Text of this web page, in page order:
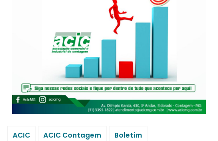
ACIC ACIC Contagem Boletim